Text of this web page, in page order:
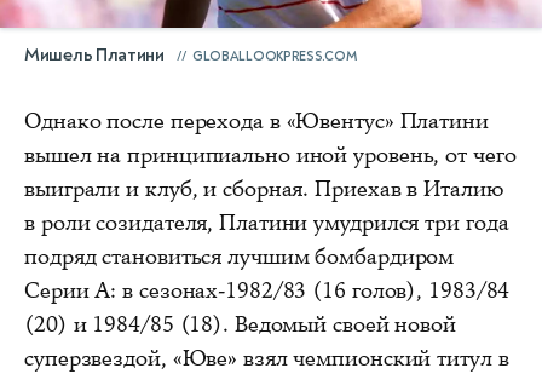
Мишель Платини GLOBALLOOKPRESS.COM
Однако после перехода в «Ювентус» Платини
вышел на принципиально иной уровень, от чего
выиграли и клуб, и сборная. Приехав в Италию
в роли созидателя, Платини умудрился три года
подряд становиться лучшим бомбардиром
Серии А: в сезонах-1982/83 (16 голов), 1983/84
(20) и 1984/85 (18). Ведомый своей новой
суперзвездой, «Юве» взял чемпионский титул в